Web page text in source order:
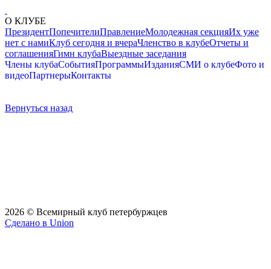
О КЛУБЕ
ПрезидентПопечителиПравлениеМолодежная секцияИх уже
нет с намиКлуб сегодня и вчераЧленство в клубеОтчеты и
соглашенияГимн клубаВыездные заседания
Члены клубаСобытияПрограммыИзданияСМИ о клубеФото и
видеоПартнерыКонтакты
Вернуться назад
2026 © Всемирный клуб петербуржцев
Сделано в Union